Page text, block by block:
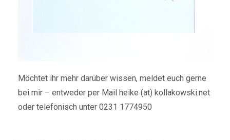
Möchtet ihr mehr darüber wissen, meldet euch gerne
bei mir – entweder per Mail heike (at) kollakowski.net
oder telefonisch unter 0231 1774950